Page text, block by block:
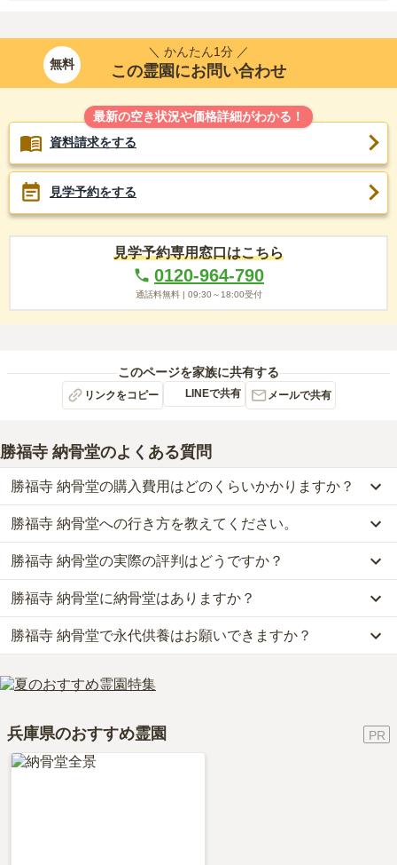
無料
＼ かんたん1分 ／
この霊園にお問い合わせ
最新の空き状況や価格詳細がわかる！
資料請求をする
見学予約をする
見学予約専用窓口はこちら
0120-964-790
通話料無料 | 09:30～18:00受付
このページを家族に共有する
リンクをコピー LINEで共有 メールで共有
勝福寺 納骨堂のよくある質問
勝福寺 納骨堂の購入費用はどのくらいかかりますか？
勝福寺 納骨堂では、納骨堂が約80万円からお求めいただけます。
なお、勝福寺 納骨堂がある兵庫県の相場は、納骨堂が約95万円で
す。
お墓は、価格が高いものがよい、安いものが悪い、という訳ではあ
りません。大切なのは、ご家族が心から納得し、安心してお参りで
勝福寺 納骨堂への行き方を教えてください。
公共交通機関の場合、能勢電鉄妙見線「滝山駅」または「絹延橋
駅」から徒歩約11分です。
車の場合、阪神高速道路11号池田線「川西小花インター」から車で
約7分です。
詳しいルートや地図は、本ページの「地図・交通アクセス」欄をご
勝福寺 納骨堂の実際の評判はどうですか？
勝福寺 納骨堂の口コミはまだ投稿されておりません。
口コミはあくまで一つの目安です。資料請求や現地見学を通して、
ご自身の目で雰囲気を確認してみることをおすすめします。
勝福寺 納骨堂に納骨堂はありますか？
はい、勝福寺 納骨堂には1種類の納骨堂がございます。
費用は、約80万円からとなっております。
勝福寺 納骨堂がある兵庫県の納骨堂の相場価格は、約95万円で
す。
費用・デメリットを解説！』をご覧ください。
勝福寺 納骨堂で永代供養はお願いできますか？
はい、勝福寺 納骨堂は永代供養に対応しています。
費用は、約80万円からとなっております。
です。
永代供養について詳しく知りたい方は『
解説！ 』をご覧ください。
兵庫県のおすすめ霊園